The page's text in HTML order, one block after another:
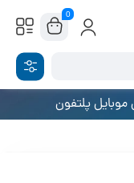
0
پلتفون